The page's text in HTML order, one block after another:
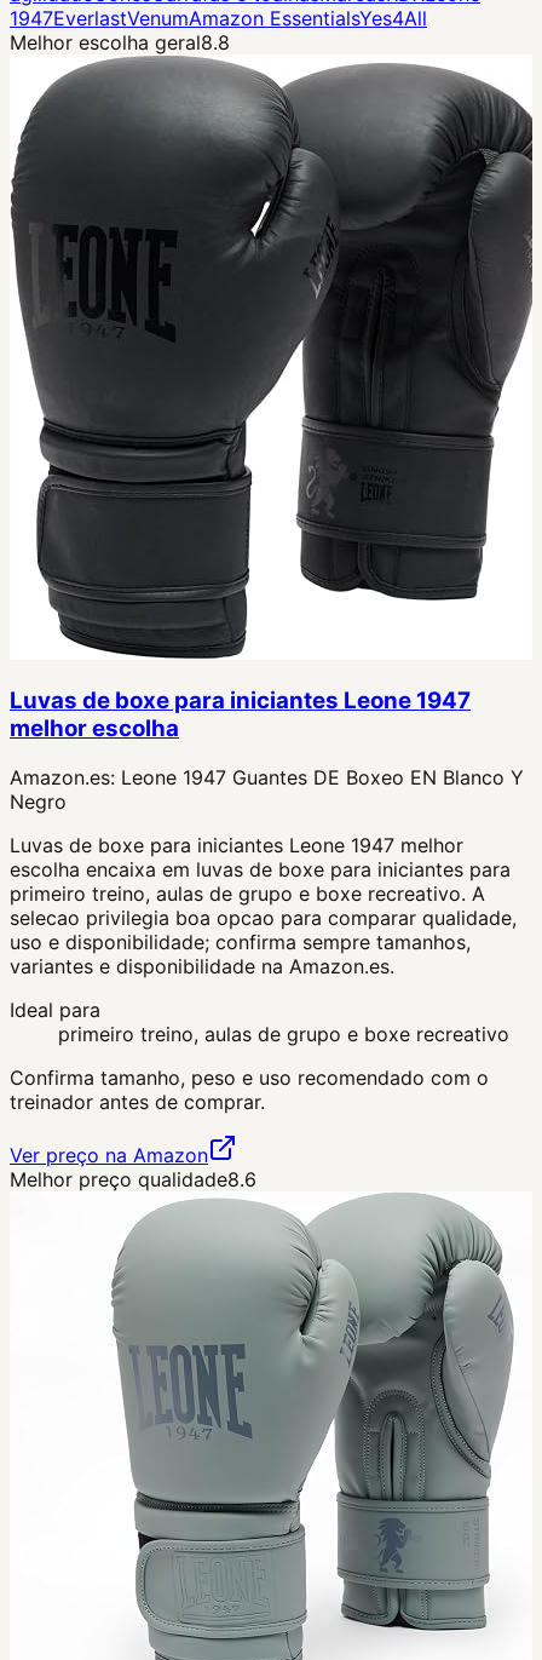
1947EverlastVenumAmazon EssentialsYes4All
Melhor escolha geral8.8
Luvas de boxe para iniciantes Leone 1947
melhor escolha
Amazon.es: Leone 1947 Guantes DE Boxeo EN Blanco Y
Negro
Luvas de boxe para iniciantes Leone 1947 melhor
escolha encaixa em luvas de boxe para iniciantes para
primeiro treino, aulas de grupo e boxe recreativo. A
selecao privilegia boa opcao para comparar qualidade,
uso e disponibilidade; confirma sempre tamanhos,
variantes e disponibilidade na Amazon.es.
Ideal para
primeiro treino, aulas de grupo e boxe recreativo
Confirma tamanho, peso e uso recomendado com o
treinador antes de comprar.
Ver preço na Amazon
Melhor preço qualidade8.6